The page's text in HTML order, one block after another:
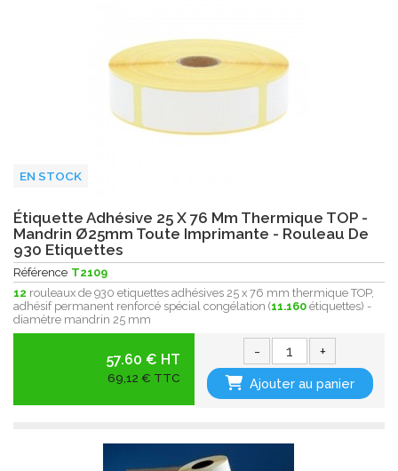
EN STOCK
Étiquette Adhésive 25 X 76 Mm Thermique TOP -
Mandrin Ø25mm Toute Imprimante - Rouleau De
930 Etiquettes
Référence T2109
12 rouleaux de 930 etiquettes adhésives 25 x 76 mm thermique TOP,
adhésif permanent renforcé spécial congélation (11.160 étiquettes) -
diamètre mandrin 25 mm
57.60 € HT
69,12 € TTC
- +
Ajouter au panier